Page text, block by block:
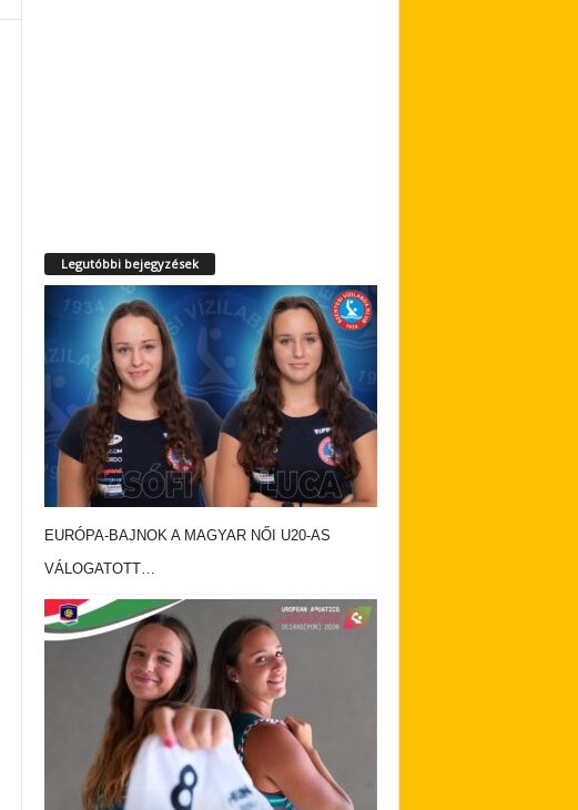
Legutóbbi bejegyzések
EURÓPA-BAJNOK A MAGYAR NŐI U20-AS
VÁLOGATOTT…